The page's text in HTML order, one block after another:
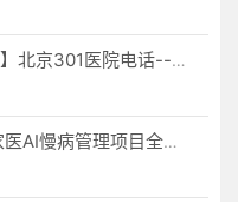
【北京市医院投诉电话】北京301医院电话--(北京301医院投诉电话多少)
金桔子1.0产品系列：家医AI慢病管理项目全国招募区域合伙人，低投入，高回报，长收益